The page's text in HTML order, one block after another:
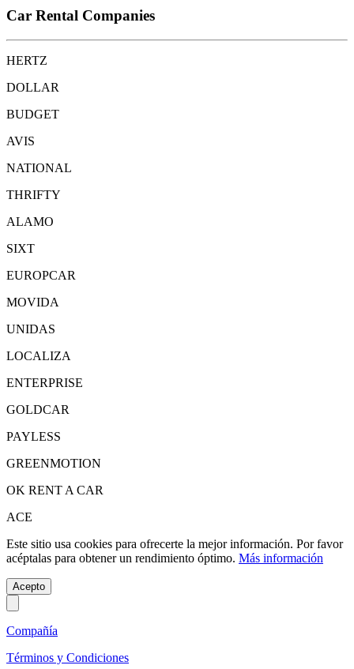
Car Rental Companies
HERTZ
DOLLAR
BUDGET
AVIS
NATIONAL
THRIFTY
ALAMO
SIXT
EUROPCAR
MOVIDA
UNIDAS
LOCALIZA
ENTERPRISE
GOLDCAR
PAYLESS
GREENMOTION
OK RENT A CAR
ACE
Este sitio usa cookies para ofrecerte la mejor información. Por favor
acéptalas para obtener un rendimiento óptimo. Más información
Acepto
Compañía
Términos y Condiciones